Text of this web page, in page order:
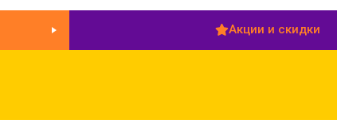
Акции и скидки